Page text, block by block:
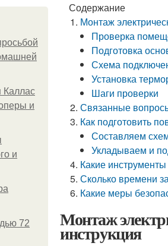
Каллас
и
и
72
Содержание
Монтаж
Проверка
Подготовка
Схема
Установка
Шаги проверки
Связанные
Как подготовить
Составляем
Укладываем и
Какие
Сколько времени
Какие меры
Монтаж
инструкция